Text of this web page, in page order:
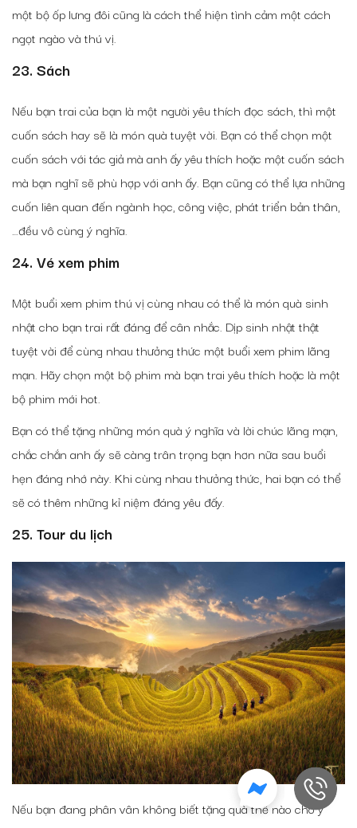
một bộ ốp lưng đôi cũng là cách thể hiện tình cảm một cách
ngọt ngào và thú vị.
23. Sách
Nếu bạn trai của bạn là một người yêu thích đọc sách, thì một
cuốn sách hay sẽ là món quà tuyệt vời. Bạn có thể chọn một
cuốn sách với tác giả mà anh ấy yêu thích hoặc một cuốn sách
mà bạn nghĩ sẽ phù hợp với anh ấy. Bạn cũng có thể lựa những
cuốn liên quan đến ngành học, công việc, phát triển bản thân,
…đều vô cùng ý nghĩa.
24. Vé xem phim
Một buổi xem phim thú vị cùng nhau có thể là món quà sinh
nhật cho bạn trai rất đáng để cân nhắc. Dịp sinh nhật thật
tuyệt vời để cùng nhau thưởng thức một buổi xem phim lãng
mạn. Hãy chọn một bộ phim mà bạn trai yêu thích hoặc là một
bộ phim mới hot.
Bạn có thể tặng những món quà ý nghĩa và lời chúc lãng mạn,
chắc chắn anh ấy sẽ càng trân trọng bạn hơn nữa sau buổi
hẹn đáng nhớ này. Khi cùng nhau thưởng thức, hai bạn có thể
sẽ có thêm những kỉ niệm đáng yêu đấy.
25. Tour du lịch
Nếu bạn đang phân vân không biết tặng quà thế nào cho ý